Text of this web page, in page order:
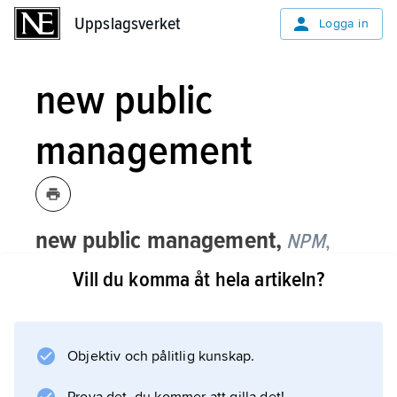
Uppslagsverket Logga in
new public
management
new public management, NPM,
samlingsbegrepp för organisatoriska
och styrningsrelaterade reformer inom
av det privata näringslivet.
Begreppet NPM myntades under 1990-talets
Vill du komma åt hela artikeln?
Objektiv och pålitlig kunskap.